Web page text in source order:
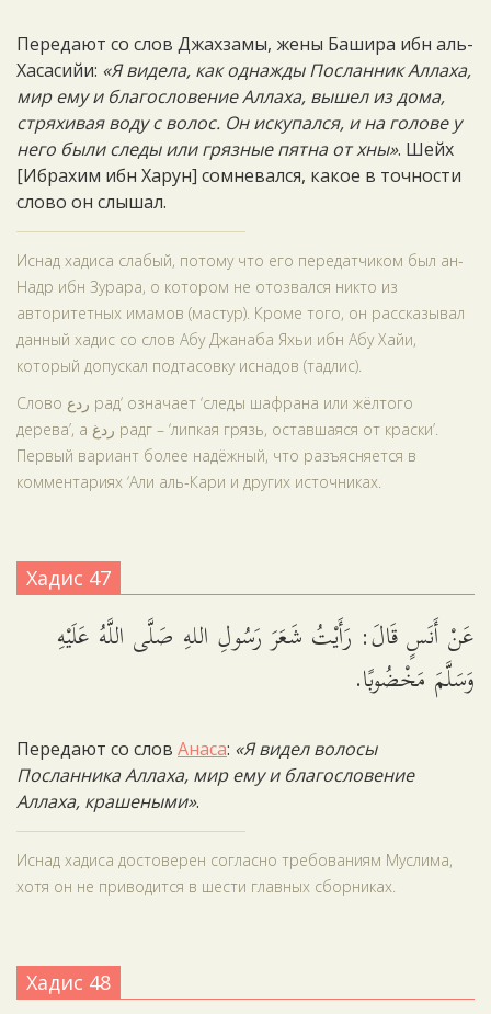
Передают со слов Джахзамы, жены Башира ибн аль-
Хасасийи: «Я видела, как однажды Посланник Аллаха,
мир ему и благословение Аллаха, вышел из дома,
стряхивая воду с волос. Он искупался, и на голове у
него были следы или грязные пятна от хны». Шейх
[Ибрахим ибн Харун] сомневался, какое в точности
слово он слышал.
Иснад хадиса слабый, потому что его передатчиком был ан-
Надр ибн Зурара, о котором не отозвался никто из
авторитетных имамов (мастур). Кроме того, он рассказывал
данный хадис со слов Абу Джанаба Яхьи ибн Абу Хайи,
который допускал подтасовку иснадов (тадлис).
Слово ردع рад‘ означает ‘следы шафрана или жёлтого
дерева’, а ردغ радг – ‘липкая грязь, оставшаяся от краски’.
Первый вариант более надёжный, что разъясняется в
комментариях ‘Али аль-Кари и других источниках.
Хадис 47
عَنْ أَنَسٍ قَالَ: رَأَيْتُ شَعَرَ رَسُولِ اللهِ صَلَّى اللَّهُ عَلَيْهِ
وَسَلَّمَ مَخْضُوبًا.
Передают со слов Анаса: «Я видел волосы
Посланника Аллаха, мир ему и благословение
Аллаха, крашеными».
Иснад хадиса достоверен согласно требованиям Муслима,
хотя он не приводится в шести главных сборниках.
Хадис 48